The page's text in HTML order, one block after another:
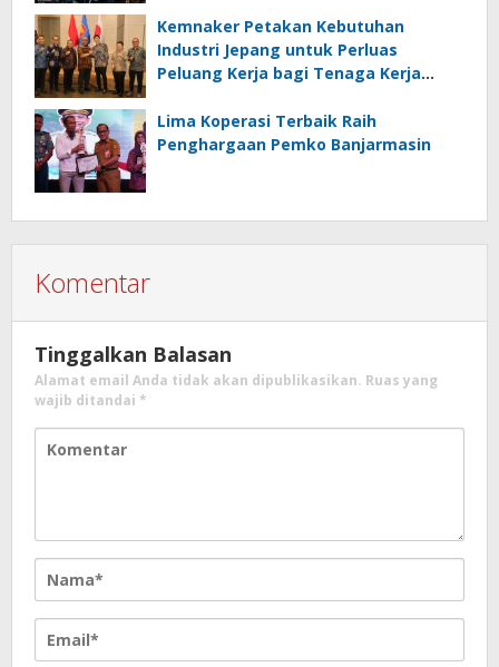
Kemnaker Petakan Kebutuhan
Industri Jepang untuk Perluas
Peluang Kerja bagi Tenaga Kerja
Lima Koperasi Terbaik Raih
Penghargaan Pemko Banjarmasin
Komentar
Tinggalkan Balasan
Alamat email Anda tidak akan dipublikasikan. Ruas yang
wajib ditandai *